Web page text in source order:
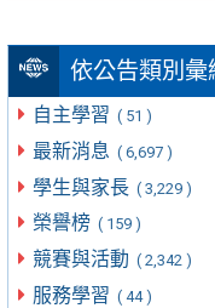
依公告類別彙
自主學習 ( 51 )
最新消息 ( 6,697 )
學生與家長 ( 3,229 )
榮譽榜 ( 159 )
競賽與活動 ( 2,342 )
服務學習 ( 44 )